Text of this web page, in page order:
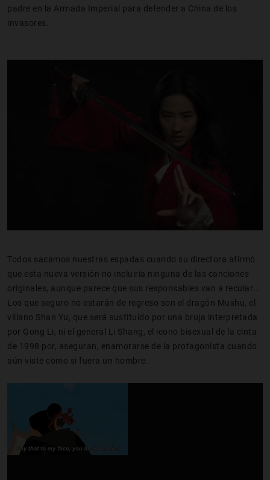
padre en la Armada Imperial para defender a China de los
invasores.
Todos sacamos nuestras espadas cuando su directora afirmó
que esta nueva versión no incluiría ninguna de las canciones
originales, aunque parece que sus responsables van a recular...
Los que seguro no estarán de regreso son el dragón Mushu, el
villano Shan Yu, que será sustituido por una bruja interpretada
por Gong Li, ni el general Li Shang, el icono bisexual de la cinta
de 1998 por, aseguran, enamorarse de la protagonista cuando
aún viste como si fuera un hombre.